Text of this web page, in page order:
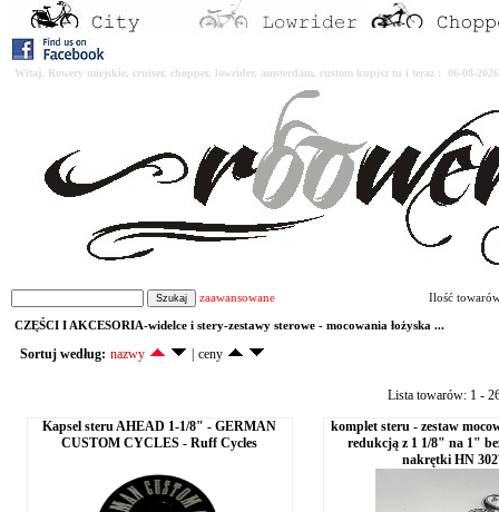
Witaj. Rowery miejskie, cruiser, chopper, lowrider, amsterdam, custom kupisz tu i teraz : 06-08-
zaawansowane Ilość
CZĘŚCI I AKCESORIA-widelce i stery-zestawy sterowe - mocowania łożyska ...
Sortuj według: nazwy ceny
Lista towarów: 1 -
Kapsel steru AHEAD 1-1/8" - GERMAN
CUSTOM CYCLES - Ruff Cycles
komplet steru - zestaw
redukcją z 1 1/8" na 1"
nakrętki HN